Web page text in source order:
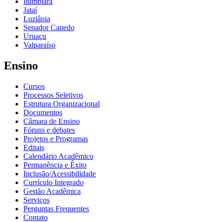
Jataí
Luziânia
Senador Canedo
Uruaçu
Valparaíso
Ensino
Cursos
Processos Seletivos
Estrutura Organizacional
Documentos
Câmara de Ensino
Fóruns e debates
Projetos e Programas
Editais
Calendário Acadêmico
Permanência e Êxito
Inclusão/Acessibilidade
Currículo Integrado
Gestão Acadêmica
Serviços
Perguntas Frequentes
Contato